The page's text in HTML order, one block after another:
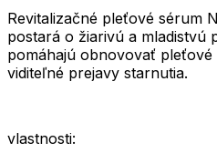
Revitalizačné pleťové sérum
postará o žiarivú a mladistvú
pomáhajú obnovovať
viditeľné prejavy starnutia.
vlastnosti: